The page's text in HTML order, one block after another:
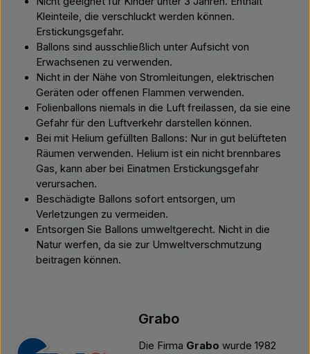
Kleinteile, die verschluckt werden können.
Erstickungsgefahr.
Ballons sind ausschließlich unter Aufsicht von
Erwachsenen zu verwenden.
Nicht in der Nähe von Stromleitungen, elektrischen
Geräten oder offenen Flammen verwenden.
Folienballons niemals in die Luft freilassen, da sie eine
Gefahr für den Luftverkehr darstellen können.
Bei mit Helium gefüllten Ballons: Nur in gut belüfteten
Räumen verwenden. Helium ist ein nicht brennbares
Gas, kann aber bei Einatmen Erstickungsgefahr
verursachen.
Beschädigte Ballons sofort entsorgen, um
Verletzungen zu vermeiden.
Entsorgen Sie Ballons umweltgerecht. Nicht in die
Natur werfen, da sie zur Umweltverschmutzung
beitragen können.
Grabo
Die Firma Grabo wurde 1982